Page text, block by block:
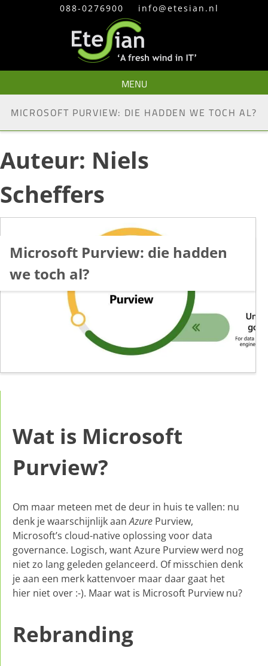
088-0276900 info@etesian.nl
MENU
MICROSOFT PURVIEW: DIE HADDEN WE TOCH AL?
Auteur: Niels
Scheffers
Microsoft Purview: die hadden
we toch al?
Wat is Microsoft
Purview?
Om maar meteen met de deur in huis te vallen: nu
denk je waarschijnlijk aanAzure Purview,
Microsoft’s cloud-native oplossing voor data
governance. Logisch, want Azure Purview werd nog
niet zo lang geleden gelanceerd. Of misschien denk
je aan een merk kattenvoer maar daar gaat het
hier niet over :-). Maar wat is Microsoft Purview nu?
Rebranding